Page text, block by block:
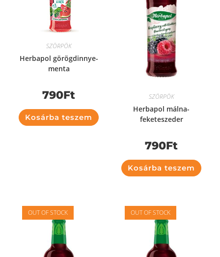
SZÖRPÖK
Herbapol görögdinnye-
menta
790Ft
Kosárba teszem
SZÖRPÖK
Herbapol málna-
feketeszeder
790Ft
Kosárba teszem
OUT OF STOCK OUT OF STOCK